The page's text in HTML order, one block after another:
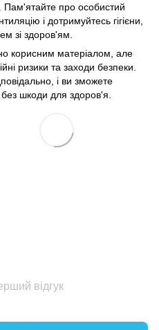
Пам'ятайте про особистий
і дотримуйтесь гігієни,
зі здоров'ям.
корисним матеріалом, але
ризики та заходи безпеки.
і ви зможете
без шкоди для здоров'я.
відгук